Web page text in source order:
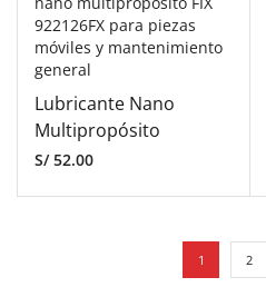
Lubricante Nano
Multipropósito
S/52.00
1 2